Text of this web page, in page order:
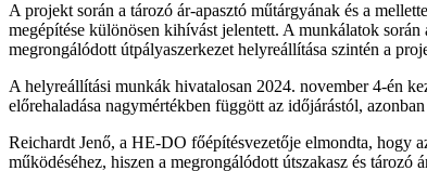
A projekt során a tározó ár-apasztó műtárgyának és a
megépítése különösen kihívást jelentett. A munkálatok
megrongálódott útpályaszerkezet helyreállítása szintén a
A helyreállítási munkák hivatalosan 2024. november 4-én
előrehaladása nagymértékben függött az időjárástól,
Reichardt Jenő, a HE-DO főépítésvezetője elmondta, hogy
működéséhez, hiszen a megrongálódott útszakasz és tározó